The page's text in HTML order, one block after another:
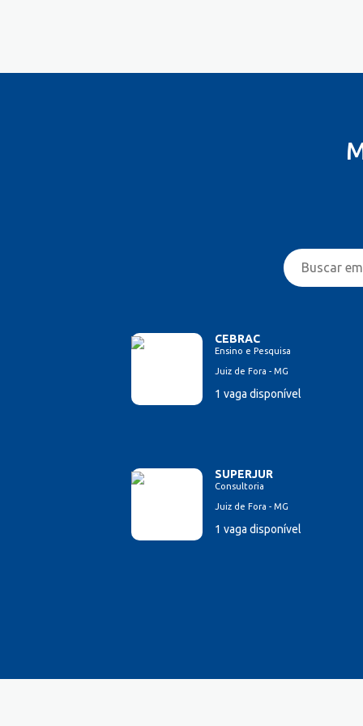
Entregador/Motoboy
Farmacêutico
Garagista
Gestão Hospitalar
Montador de estrutura metálica
CEBRAC
Ensino e Pesquisa
Juiz de Fora - MG
1 vaga disponível
SUPERJUR
Consultoria
Juiz de Fora - MG
1 vaga disponível